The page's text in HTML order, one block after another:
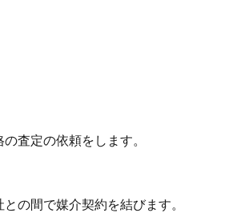
査定の依頼をします。
の間で媒介契約を結びます。